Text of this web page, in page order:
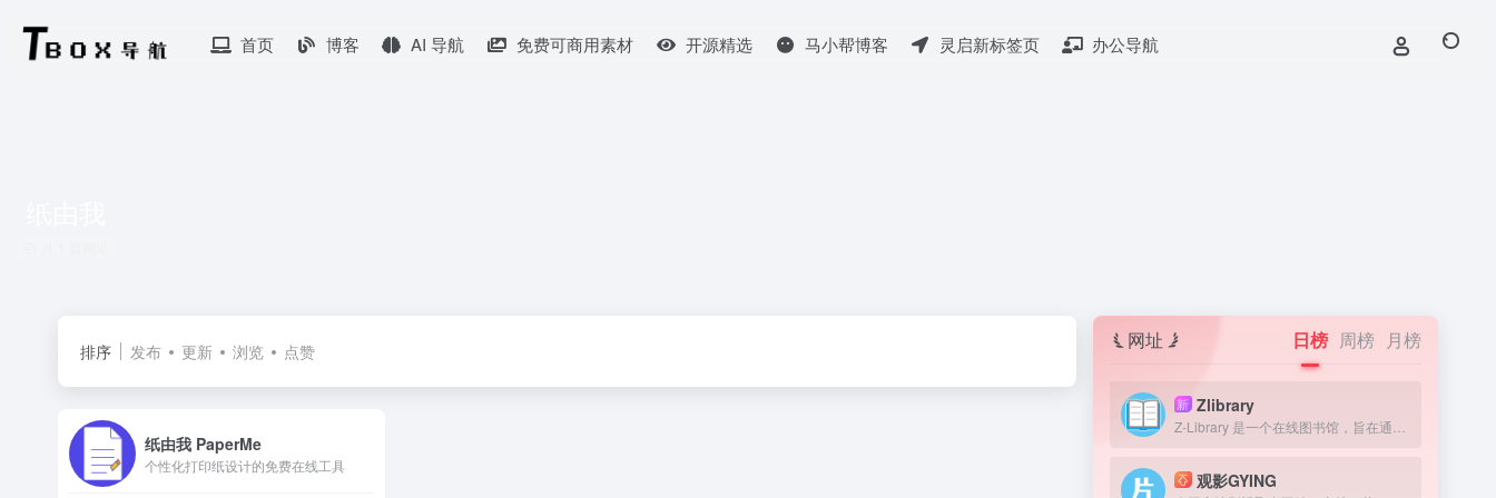
首页 博客 AI 导航 免费可商用素材 开源精选 马小帮博客 灵启新标签页 办公导航
排序 发布 更新 浏览 点赞
纸由我 PaperMe
个性化打印纸设计的免费在线工具
网址 日榜 周榜 月榜
新 Zlibrary
观影GYING